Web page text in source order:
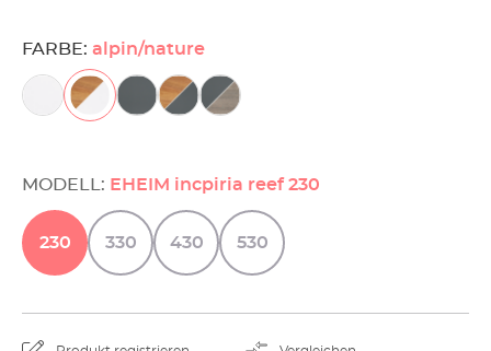
FARBE: alpin/nature
MODELL: EHEIM incpiria reef 230
230 330 430 530